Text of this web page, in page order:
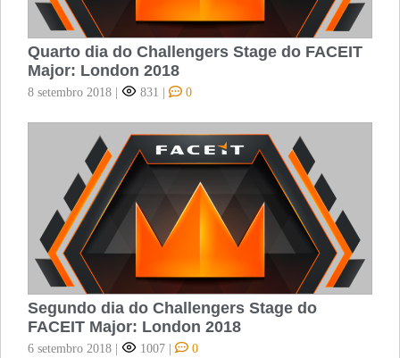
Quarto dia do Challengers Stage do FACEIT
Major: London 2018
8 setembro 2018 | 831 | 0
Segundo dia do Challengers Stage do
FACEIT Major: London 2018
6 setembro 2018 | 1007 | 0